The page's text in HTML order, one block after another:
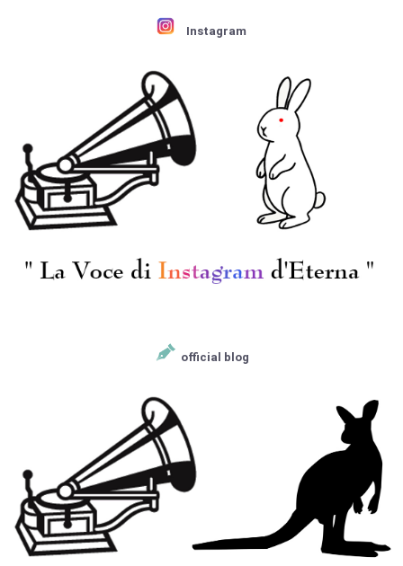
Instagram
official blog